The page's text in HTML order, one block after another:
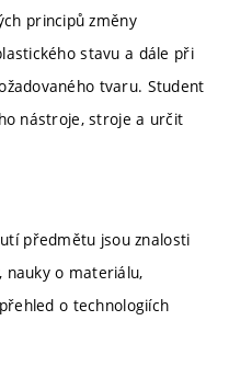
principů změny
stavu a dále při
tvaru. Student
nástroje, stroje a určit
předmětu jsou znalosti
nauky o materiálu,
o technologiích